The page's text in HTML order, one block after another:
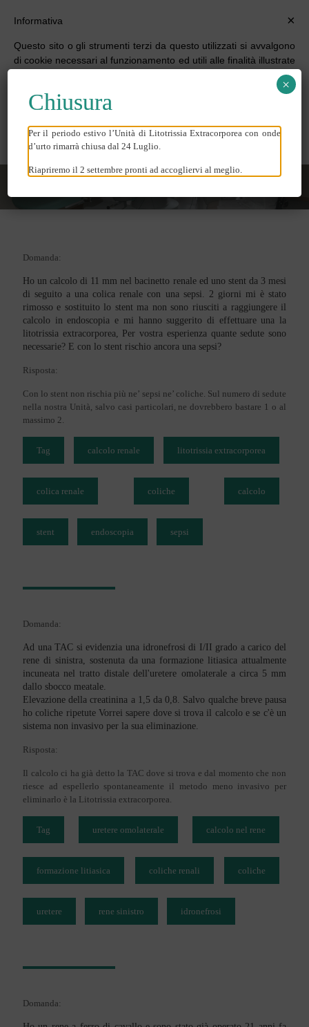
COLICHE
Domanda:
Ho un calcolo di 11 mm nel bacinetto renale ed uno stent da 3 mesi
di seguito a una colica renale con una sepsi. 2 giorni mi è stato
rimosso e sostituito lo stent ma non sono riusciti a raggiungere il
calcolo in endoscopia e mi hanno suggerito di effettuare una la
litotrissia extracorporea, Per vostra esperienza quante sedute sono
necessarie? E con lo stent rischio ancora una sepsi?
Risposta:
Con lo stent non rischia più ne’ sepsi ne’ coliche. Sul numero di sedute
nella nostra Unità, salvo casi particolari, ne dovrebbero bastare 1 o al
massimo 2.
Tag calcolo renale litotrissia extracorporea
colica renale coliche calcolo
stent endoscopia sepsi
Domanda:
Ad una TAC si evidenzia una idronefrosi di I/II grado a carico del
rene di sinistra, sostenuta da una formazione litiasica attualmente
incuneata nel tratto distale dell'uretere omolaterale a circa 5 mm
dallo sbocco meatale.
Elevazione della creatinina a 1,5 da 0,8. Salvo qualche breve pausa
ho coliche ripetute Vorrei sapere dove si trova il calcolo e se c'è un
sistema non invasivo per la sua eliminazione.
Risposta:
Il calcolo ci ha già detto la TAC dove si trova e dal momento che non
riesce ad espellerlo spontaneamente il metodo meno invasivo per
eliminarlo è la Litotrissia extracorporea.
Tag uretere omolaterale calcolo nel rene
formazione litiasica coliche renali coliche
uretere rene sinistro idronefrosi
Domanda:
Chiusura
Per il periodo estivo l’Unità di Litotrissia Extracorporea con onde
d’urto rimarrà chiusa dal 24 Luglio.
Riapriremo il 2 settembre pronti ad accogliervi al meglio.
×
×
Informativa
Questo sito o gli strumenti terzi da questo utilizzati si avvalgono
di cookie necessari al funzionamento ed utili alle finalità illustrate
nella cookie policy. Se vuoi saperne di più o negare il consenso
Chiudendo questo banner, scorrendo questa pagina, cliccando
acconsenti all’uso dei cookie.